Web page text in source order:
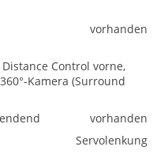
vorhanden
Control vorne,
Kamera (Surround
vorhanden
Servolenkung